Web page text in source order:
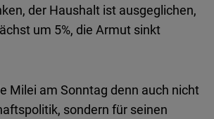
der Haushalt ist ausgeglichen,
um 5%, die Armut sinkt
Milei am Sonntag denn auch nicht
sondern für seinen